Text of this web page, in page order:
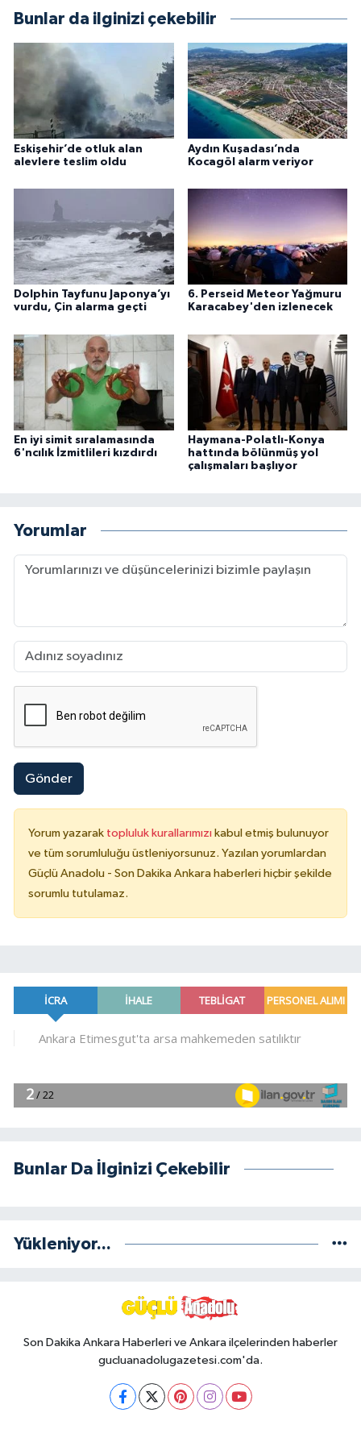
Bunlar da ilginizi çekebilir
Eskişehir’de otluk alan
alevlere teslim oldu
Aydın Kuşadası’nda
Kocagöl alarm veriyor
Dolphin Tayfunu Japonya’yı
vurdu, Çin alarma geçti
6. Perseid Meteor Yağmuru
Karacabey'den izlenecek
En iyi simit sıralamasında
6'ncılık İzmitlileri kızdırdı
Haymana-Polatlı-Konya
hattında bölünmüş yol
çalışmaları başlıyor
Yorumlar
Gönder
Yorum yazarak topluluk kurallarımızı kabul etmiş bulunuyor
ve tüm sorumluluğu üstleniyorsunuz. Yazılan yorumlardan
Güçlü Anadolu - Son Dakika Ankara haberleri hiçbir şekilde
sorumlu tutulamaz.
Bunlar Da İlginizi Çekebilir
Yükleniyor...
Son Dakika Ankara Haberleri ve Ankara ilçelerinden haberler
gucluanadolugazetesi.com'da.